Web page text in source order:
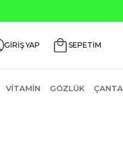
GİRİŞ YAP SEPETİM
VITAMIN GÖZLÜK ÇANTA